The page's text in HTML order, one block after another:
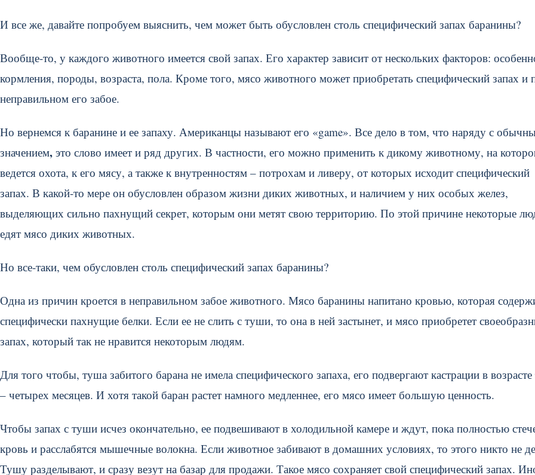
И все же, давайте попробуем выяснить, чем может быть обусловлен столь специфический запах баранины?
Вообще-то, у каждого животного имеется свой запах. Его характер зависит от нескольких факторов:
кормления, породы, возраста, пола. Кроме того, мясо животного может приобретать специфический запах и
неправильном его забое.
Но вернемся к баранине и ее запаху. Американцы называют его «game». Все дело в том, что наряду с
значением, это слово имеет и ряд других. В частности, его можно применить к дикому животному, на
ведется охота, к его мясу, а также к внутренностям – потрохам и ливеру, от которых исходит специфический
запах. В какой-то мере он обусловлен образом жизни диких животных, и наличием у них особых желез,
выделяющих сильно пахнущий секрет, которым они метят свою территорию. По этой причине некоторые
едят мясо диких животных.
Но все-таки, чем обусловлен столь специфический запах баранины?
Одна из причин кроется в неправильном забое животного. Мясо баранины напитано кровью, которая
специфически пахнущие белки. Если ее не слить с туши, то она в ней застынет, и мясо приобретет
запах, который так не нравится некоторым людям.
Для того чтобы, туша забитого барана не имела специфического запаха, его подвергают кастрации в возрасте
– четырех месяцев. И хотя такой баран растет намного медленнее, его мясо имеет большую ценность.
Чтобы запах с туши исчез окончательно, ее подвешивают в холодильной камере и ждут, пока полностью
кровь и расслабятся мышечные волокна. Если животное забивают в домашних условиях, то этого никто не
Тушу разделывают, и сразу везут на базар для продажи. Такое мясо сохраняет свой специфический запах.